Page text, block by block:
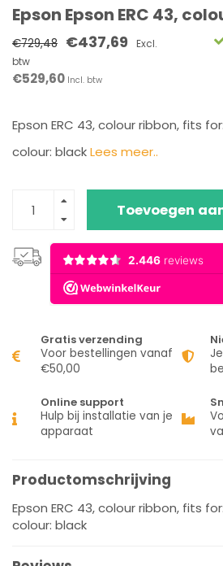
Epson Epson ERC 43,
€729,48 €437,69
Excl.
btw
€529,60 Incl. btw
Epson ERC 43, colour ribbon, fits
colour: blackLees meer..
Toevoegen
Gratis verzending
Voor bestellingen vanaf
€50,00
Online support
Hulp bij installatie van je
apparaat
Productomschrijving
Epson ERC 43, colour ribbon, fits
colour: black